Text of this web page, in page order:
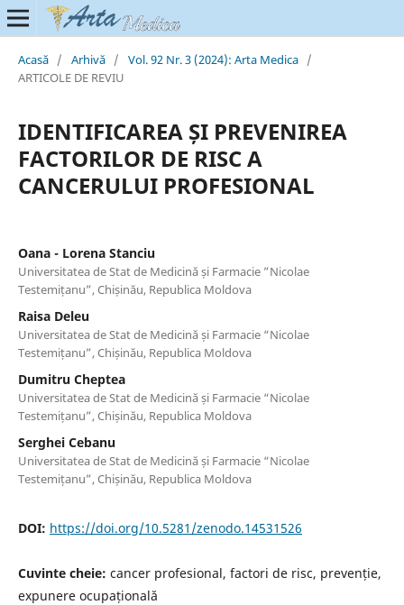
Acasă / Arhivă / Vol. 92 Nr. 3 (2024): Arta Medica /
ARTICOLE DE REVIU
IDENTIFICAREA ȘI PREVENIREA
FACTORILOR DE RISC A
CANCERULUI PROFESIONAL
Oana - Lorena Stanciu
Universitatea de Stat de Medicină și Farmacie ”Nicolae
Testemițanu”, Chișinău, Republica Moldova
Raisa Deleu
Universitatea de Stat de Medicină și Farmacie “Nicolae
Testemițanu”, Chișinău, Republica Moldova
Dumitru Cheptea
Universitatea de Stat de Medicină și Farmacie “Nicolae
Testemițanu”, Chișinău, Republica Moldova
Serghei Cebanu
Universitatea de Stat de Medicină și Farmacie “Nicolae
Testemițanu”, Chișinău, Republica Moldova
DOI: https://doi.org/10.5281/zenodo.14531526
Cuvinte cheie: cancer profesional, factori de risc, prevenție,
expunere ocupațională